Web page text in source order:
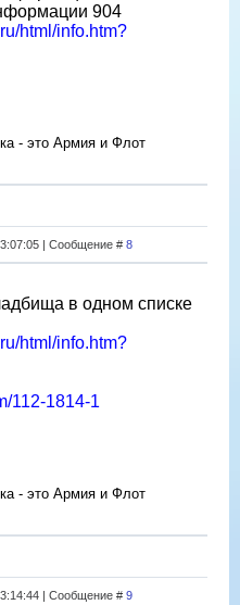
904
html/info.htm?
- это Армия и Флот
| Сообщение # 8
в одном списке
html/info.htm?
112-1814-1
- это Армия и Флот
| Сообщение # 9